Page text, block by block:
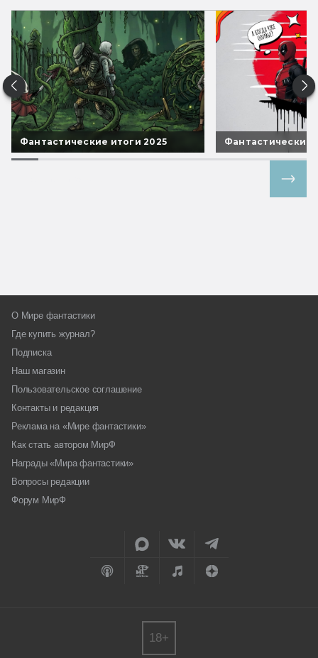
Фантастические итоги 2025 Фантастические
О Мире фантастики
Где купить журнал?
Подписка
Наш магазин
Пользовательское соглашение
Контакты и редакция
Реклама на «Мире фантастики»
Как стать автором МирФ
Награды «Мира фантастики»
Вопросы редакции
Форум МирФ
18+